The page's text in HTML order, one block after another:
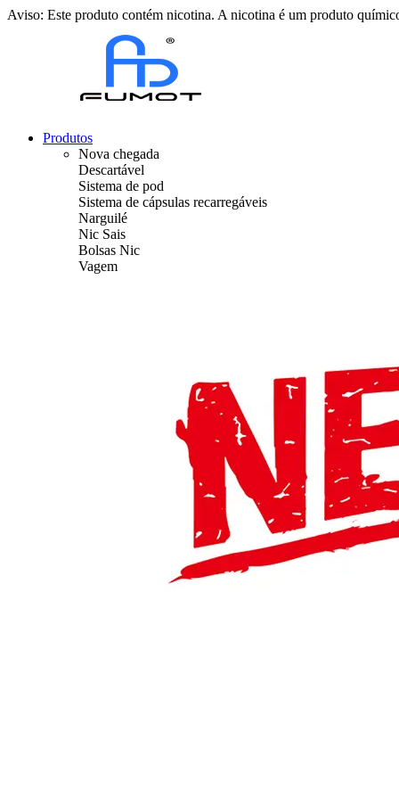
Aviso: Este produto contém nicotina. A nicotina é um produto
Produtos
Nova chegada
Descartável
Sistema de pod
Sistema de cápsulas recarregáveis
Narguilé
Nic Sais
Bolsas Nic
Vagem